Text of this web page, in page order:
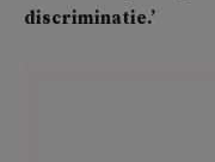
discriminatie.’